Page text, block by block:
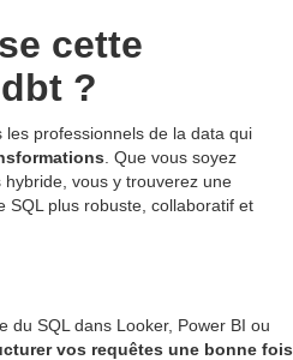
cette
?
les professionnels de la data qui
. Que vous soyez
vous y trouverez une
SQL plus robuste, collaboratif et
du SQL dans Looker, Power BI ou
vos requêtes une bonne fois